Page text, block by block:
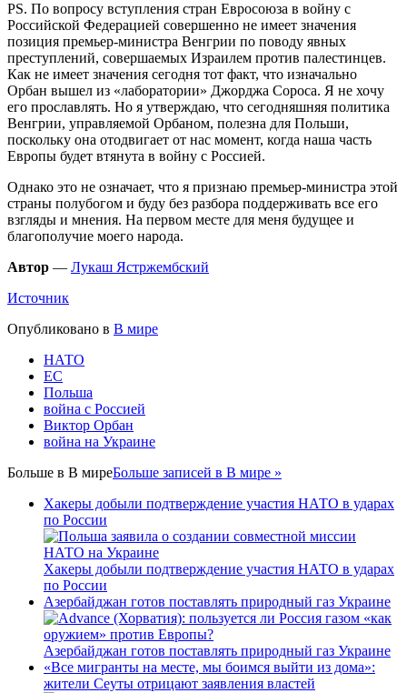
PS. По вопросу вступления стран Евросоюза в войну с
Российской Федерацией совершенно не имеет значения
позиция премьер-министра Венгрии по поводу явных
преступлений, совершаемых Израилем против палестинцев.
Как не имеет значения сегодня тот факт, что изначально
Орбан вышел из «лаборатории» Джорджа Сороса. Я не хочу
его прославлять. Но я утверждаю, что сегодняшняя политика
Венгрии, управляемой Орбаном, полезна для Польши,
поскольку она отодвигает от нас момент, когда наша часть
Европы будет втянута в войну с Россией.
Однако это не означает, что я признаю премьер-министра этой
страны полубогом и буду без разбора поддерживать все его
взгляды и мнения. На первом месте для меня будущее и
благополучие моего народа.
Автор — Лукаш Ястржембский
Источник
Опубликовано в В мире
НАТО
ЕС
Польша
война с Россией
Виктор Орбан
война на Украине
Больше в В миреБольше записей в В мире »
Хакеры добыли подтверждение участия НАТО в ударах
по России
Хакеры добыли подтверждение участия НАТО в ударах
по России
Азербайджан готов поставлять природный газ Украине
Азербайджан готов поставлять природный газ Украине
«Все мигранты на месте, мы боимся выйти из дома»:
жители Сеуты отрицают заявления властей